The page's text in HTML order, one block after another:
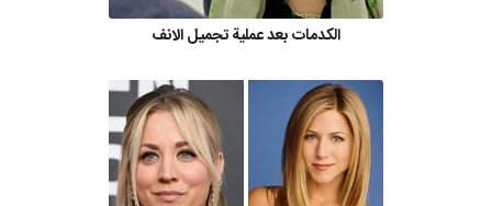
الكدمات بعد عملية تجميل الانف